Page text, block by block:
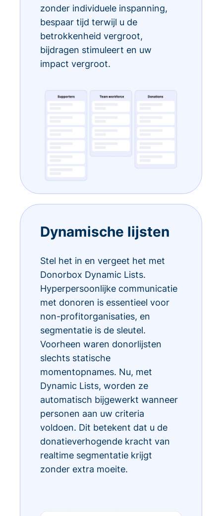
zonder individuele inspanning,
bespaar tijd terwijl u de
betrokkenheid vergroot,
bijdragen stimuleert en uw
impact vergroot.
Dynamische lijsten
Stel het in en vergeet het met
Donorbox Dynamic Lists.
Hyperpersoonlijke communicatie
met donoren is essentieel voor
non-profitorganisaties, en
segmentatie is de sleutel.
Voorheen waren donorlijsten
slechts statische
momentopnames. Nu, met
Dynamic Lists, worden ze
automatisch bijgewerkt wanneer
personen aan uw criteria
voldoen. Dit betekent dat u de
donatieverhogende kracht van
realtime segmentatie krijgt
zonder extra moeite.